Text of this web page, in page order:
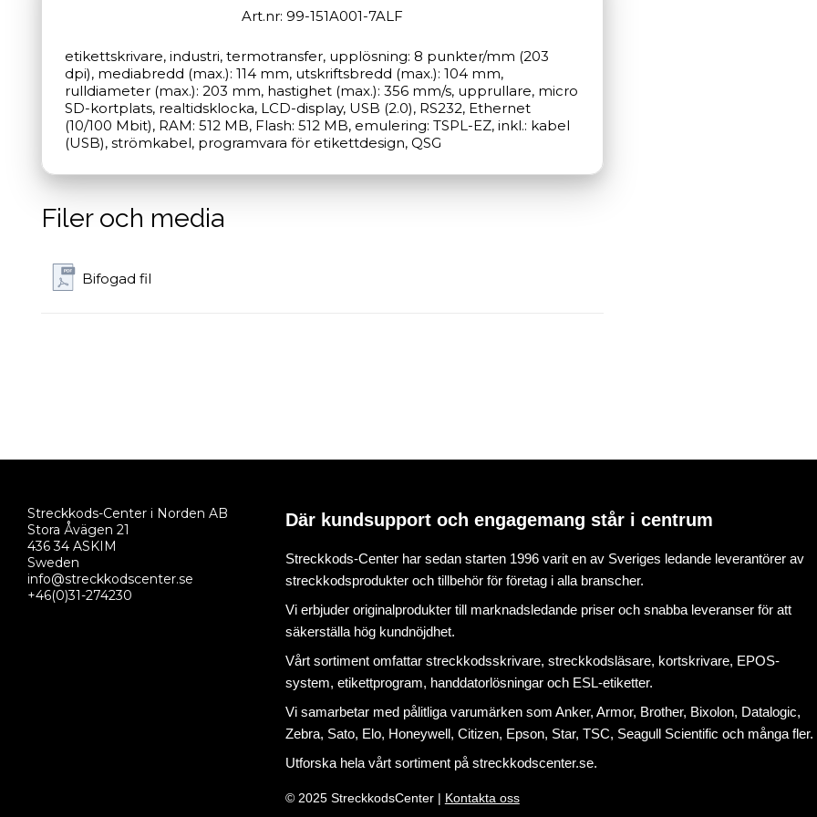
Art.nr: 99-151A001-7ALF
etikettskrivare, industri, termotransfer, upplösning: 8 punkter/mm (203
dpi), mediabredd (max.): 114 mm, utskriftsbredd (max.): 104 mm,
rulldiameter (max.): 203 mm, hastighet (max.): 356 mm/s, upprullare, micro
SD-kortplats, realtidsklocka, LCD-display, USB (2.0), RS232, Ethernet
(10/100 Mbit), RAM: 512 MB, Flash: 512 MB, emulering: TSPL-EZ, inkl.: kabel
(USB), strömkabel, programvara för etikettdesign, QSG
Filer och media
Bifogad fil
Streckkods-Center i Norden AB
Stora Åvägen 21
436 34 ASKIM
Sweden
info@streckkodscenter.se
+46(0)31-274230
Där kundsupport och engagemang står i centrum
Streckkods-Center har sedan starten 1996 varit en av Sveriges ledande leverantörer av
streckkodsprodukter och tillbehör för företag i alla branscher.
Vi erbjuder originalprodukter till marknadsledande priser och snabba leveranser för att
säkerställa hög kundnöjdhet.
Vårt sortiment omfattar streckkodsskrivare, streckkodsläsare, kortskrivare, EPOS-
system, etikettprogram, handdatorlösningar och ESL-etiketter.
Vi samarbetar med pålitliga varumärken som Anker, Armor, Brother, Bixolon, Datalogic,
Zebra, Sato, Elo, Honeywell, Citizen, Epson, Star, TSC, Seagull Scientific och många fler.
Utforska hela vårt sortiment påstreckkodscenter.se.
© 2025 StreckkodsCenter | Kontakta oss